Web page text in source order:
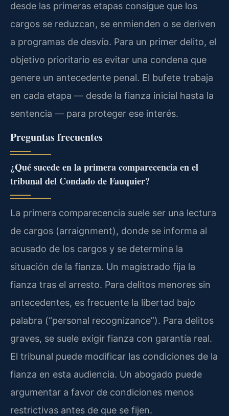
desde las primeras etapas consigue que los
cargos se reduzcan, se enmienden o se deriven
a programas de desvío. Para un primer delito, el
objetivo prioritario es evitar una condena que
genere un antecedente penal. El bufete trabaja
en cada etapa — desde la fianza inicial hasta la
sentencia — para proteger ese interés.
Preguntas frecuentes
¿Qué sucede en la primera comparecencia en el
tribunal del Condado de Fauquier?
La primera comparecencia suele ser una lectura
de cargos (arraignment), donde se informa al
acusado de los cargos y se determina la
situación de la fianza. Un magistrado fija la
fianza tras el arresto. Para delitos menores sin
antecedentes, es frecuente la libertad bajo
palabra (“personal recognizance”). Para delitos
graves, se suele exigir fianza con garantía real.
El tribunal puede modificar las condiciones de la
fianza en esta audiencia. Un abogado puede
argumentar a favor de condiciones menos
restrictivas antes de que se fijen.